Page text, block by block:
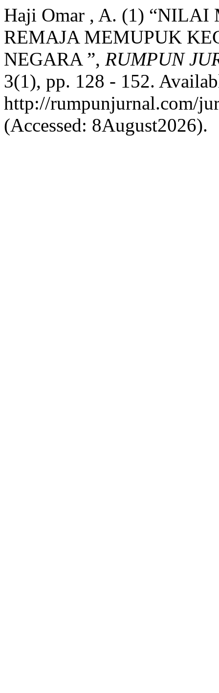
Haji Omar , A. (1)
REMAJA MEMUPUK
NEGARA ”, RUMPUN
3(1), pp. 128 - 152.
http://rumpunjurnal.com/
(Accessed: 8August2026).